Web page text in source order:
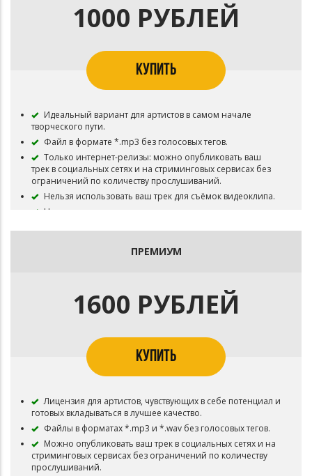
1000 РУБЛЕЙ
КУПИТЬ
Идеальный вариант для артистов в самом начале
творческого пути.
Файл в формате *.mp3 без голосовых тегов.
Только интернет-релизы: можно опубликовать ваш
трек в социальных сетях и на стриминговых сервисах без
ограничений по количеству прослушиваний.
Нельзя использовать ваш трек для съёмок видеоклипа.
Нельзя транслировать ваш трек на радио и
числе и некоммерческих.
Обязательно указание авторства (prod. by anotherxlife)
ПРЕМИУМ
1600 РУБЛЕЙ
КУПИТЬ
Лицензия для артистов, чувствующих в себе потенциал и
готовых вкладываться в лучшее качество.
Файлы в форматах *.mp3 и *.wav без голосовых тегов.
Можно опубликовать ваш трек в социальных сетях и на
стриминговых сервисах без ограничений по количеству
прослушиваний.